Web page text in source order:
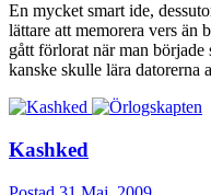
En mycket smart ide,
lättare att memorera vers än
gått förlorat när man
kanske skulle lära datorerna
Kashked